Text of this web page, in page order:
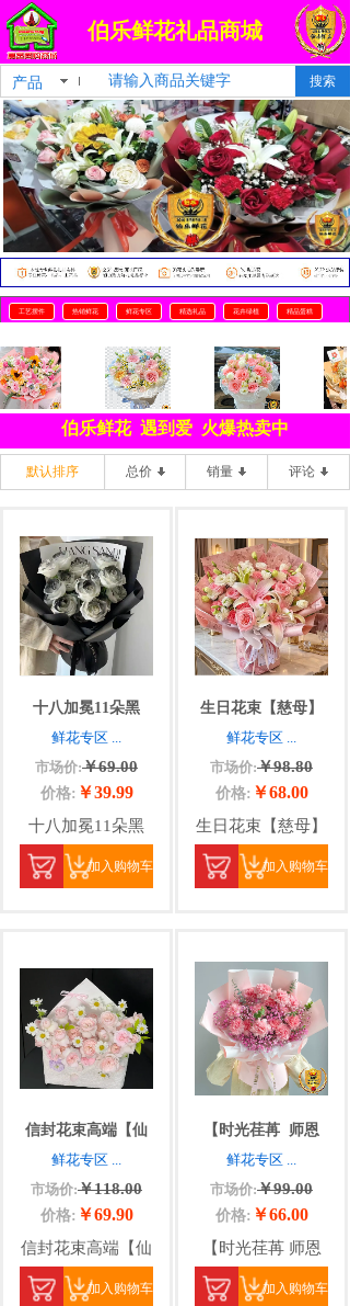
FLOWER
S
为爱一生
产品 搜索
工艺摆件 热销鲜花 鲜花专区 精选礼品 花卉绿植 精品蛋糕
伯乐鲜花 遇到爱 火爆热卖中
默认排序 总价 销量 评论
十八加冕11朵黑
鲜花专区 ...
市场价:￥69.00
价格: ￥39.99
十八加冕11朵黑
加入购物车
生日花束【慈母】
鲜花专区 ...
市场价:￥98.80
价格: ￥68.00
生日花束【慈母】
加入购物车
信封花束高端【仙
鲜花专区 ...
市场价:￥118.00
价格: ￥69.90
信封花束高端【仙
加入购物车
【时光荏苒 师恩
鲜花专区 ...
市场价:￥99.00
价格: ￥66.00
【时光荏苒 师恩
加入购物车
伯乐鲜花礼品商城